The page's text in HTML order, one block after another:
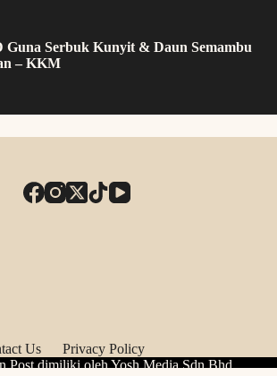
Guna Serbuk Kunyit & Daun Semambu
– KKM
Us
Privacy Policy
Post dimiliki oleh Yosh Media Sdn Bhd